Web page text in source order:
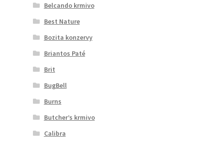
Belcando krmivo
Best Nature
Bozita konzervy
Briantos Paté
Brit
BugBell
Burns
Butcher’s krmivo
Calibra